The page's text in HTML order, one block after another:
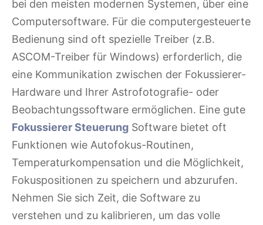
bei den meisten modernen Systemen, über eine
Computersoftware. Für die computergesteuerte
Bedienung sind oft spezielle Treiber (z.B.
ASCOM-Treiber für Windows) erforderlich, die
eine Kommunikation zwischen der Fokussierer-
Hardware und Ihrer Astrofotografie- oder
Beobachtungssoftware ermöglichen. Eine gute
Fokussierer Steuerung Software bietet oft
Funktionen wie Autofokus-Routinen,
Temperaturkompensation und die Möglichkeit,
Fokuspositionen zu speichern und abzurufen.
Nehmen Sie sich Zeit, die Software zu
verstehen und zu kalibrieren, um das volle